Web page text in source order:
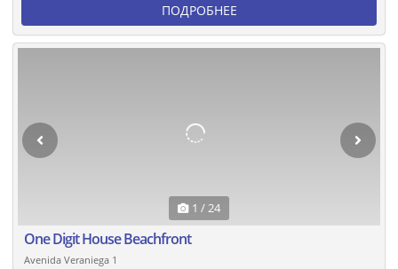
ПОДРОБНЕЕ
1 / 24
One Digit House Beachfront
Avenida Veraniega 1